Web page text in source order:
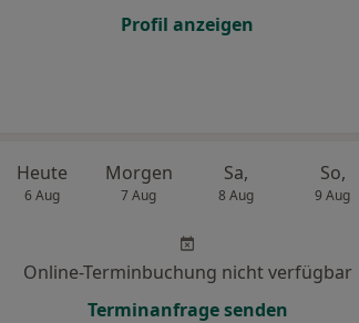
Profil anzeigen
Heute
6 Aug
Morgen
7 Aug
Sa,
8 Aug
So,
9 Aug
Online-Terminbuchung nicht verfügbar
Terminanfrage senden